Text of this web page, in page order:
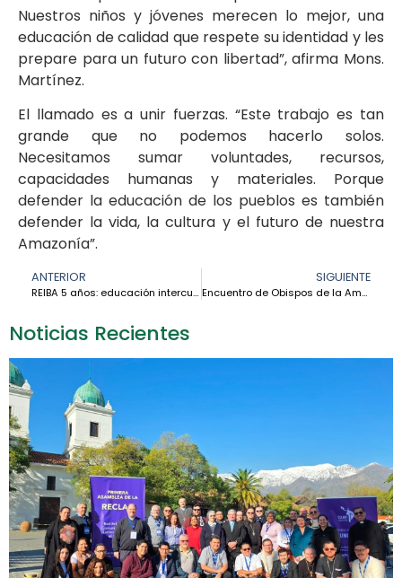
Noticias Recientes
Nuestros niños y jóvenes merecen lo mejor, una
educación de calidad que respete su identidad y les
prepare para un futuro con libertad”, afirma Mons.
Martínez.
El llamado es a unir fuerzas. “Este trabajo es tan
grande que no podemos hacerlo solos.
Necesitamos sumar voluntades, recursos,
capacidades humanas y materiales. Porque
defender la educación de los pueblos es también
defender la vida, la cultura y el futuro de nuestra
Amazonía”.
ANTERIOR
REIBA 5 años: educación intercultural con rostro amazónico – Hna. Marbelys Monroy
SIGUIENTE
Encuentro de Obispos de la Amazonía: un momento para mirar hacia atrás… y hacia adelante – Mons. Eugenio Coter